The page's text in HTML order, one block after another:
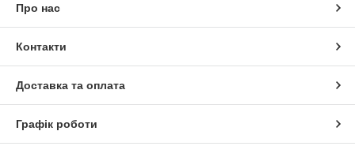
Про нас
Контакти
Доставка та оплата
Графік роботи